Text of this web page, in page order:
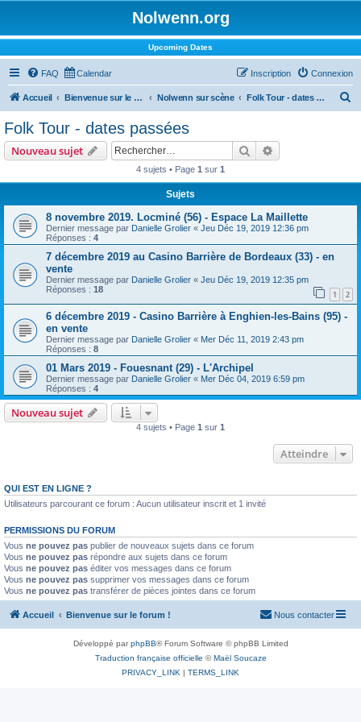
Nolwenn.org
Upcoming Dates
FAQ Calendar Connexion
Inscription
Accueil Bienvenue sur le forum ! Nolwenn sur scène Folk Tour - dates passées
Folk Tour - dates passées
Nouveau sujet Rechercher
4 sujets • Page 1 sur 1
Sujets
8 novembre 2019. Locminé (56) - Espace La Maillette
Dernier message par Danielle Grolier « Jeu Déc 19, 2019 12:36 pm
Réponses : 4
7 décembre 2019 au Casino Barrière de Bordeaux (33) - en
vente
Dernier message par Danielle Grolier « Jeu Déc 19, 2019 12:35 pm
Réponses : 18 1 2
6 décembre 2019 - Casino Barrière à Enghien-les-Bains (95) -
en vente
Dernier message par Danielle Grolier « Mer Déc 11, 2019 2:43 pm
Réponses : 8
01 Mars 2019 - Fouesnant (29) - L'Archipel
Dernier message par Danielle Grolier « Mer Déc 04, 2019 6:59 pm
Réponses : 4
Nouveau sujet
4 sujets • Page 1 sur 1
Atteindre
QUI EST EN LIGNE ?
Utilisateurs parcourant ce forum : Aucun utilisateur inscrit et 1 invité
PERMISSIONS DU FORUM
Vous ne pouvez pas publier de nouveaux sujets dans ce forum
Vous ne pouvez pas répondre aux sujets dans ce forum
Vous ne pouvez pas éditer vos messages dans ce forum
Vous ne pouvez pas supprimer vos messages dans ce forum
Vous ne pouvez pas transférer de pièces jointes dans ce forum
Accueil Bienvenue sur le forum ! Nous contacter
Développé parphpBB® Forum Software © phpBB Limited
Traduction française officielle ©Maël Soucaze
PRIVACY_LINK | TERMS_LINK